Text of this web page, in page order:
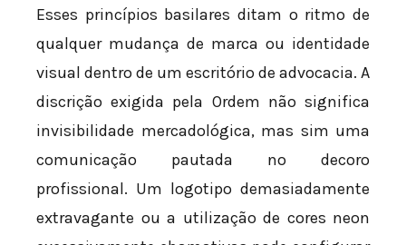
Esses princípios basilares ditam o ritmo de
qualquer mudança de marca ou identidade
visual dentro de um escritório de advocacia. A
discrição exigida pela Ordem não significa
invisibilidade mercadológica, mas sim uma
comunicação pautada no decoro
profissional. Um logotipo demasiadamente
extravagante ou a utilização de cores neon